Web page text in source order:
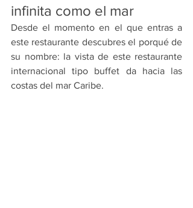
infinita como el mar
Desde el momento en el que entras a
este restaurante descubres el porqué de
su nombre: la vista de este restaurante
internacional tipo buffet da hacia las
costas del mar Caribe.